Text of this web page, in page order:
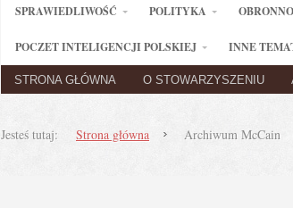
SPRAWIEDLIWOŚĆ POLITYKA
POCZET INTELIGENCJI POLSKIEJ INNE
STRONA GŁÓWNA O STOWARZYSZENIU
Jesteś tutaj: Strona główna Archiwum McCain